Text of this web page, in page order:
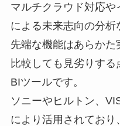
マルチクラウド対応
による未来志向の分
先端な機能はあらかた
比較しても見劣りす
BIツールです。
ソニーやヒルトン、
により活用されてお